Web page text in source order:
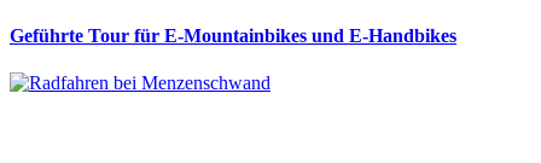
Geführte Tour für E-Mountainbikes und E-Handbikes